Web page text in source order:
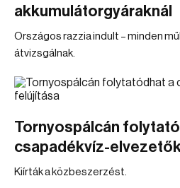
akkumulátorgyáraknál
Országos razzia indult – minden
átvizsgálnak.
Tornyospálcán
csapadékvíz-
Kiírták a közbeszerzést.